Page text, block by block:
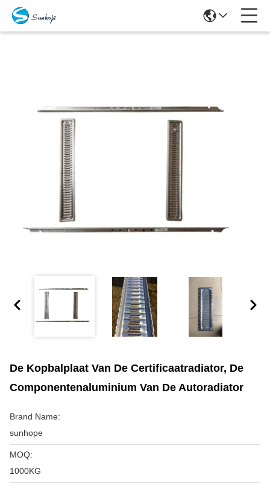
De Kopbalplaat Van De Certificaatradiator, De
Componentenaluminium Van De Autoradiator
Brand Name:
sunhope
MOQ:
1000KG